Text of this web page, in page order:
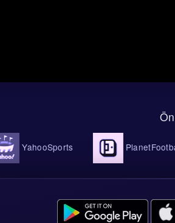
YahooSports PlanetFootball